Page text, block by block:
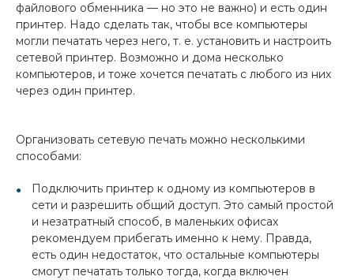
файлового обменника — но это не важно) и есть один
принтер. Надо сделать так, чтобы все компьютеры
могли печатать через него, т. е. установить и настроить
сетевой принтер. Возможно и дома несколько
компьютеров, и тоже хочется печатать с любого из них
через один принтер.
Организовать сетевую печать можно несколькими
способами:
Подключить принтер к одному из компьютеров в
сети и разрешить общий доступ. Это самый простой
и незатратный способ, в маленьких офисах
рекомендуем прибегать именно к нему. Правда,
есть один недостаток, что остальные компьютеры
смогут печатать только тогда, когда включен